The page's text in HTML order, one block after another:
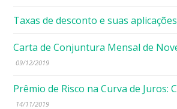
Taxas de desconto e suas aplicações
Carta de Conjuntura Mensal de
09/12/2019
Prêmio de Risco na Curva de Juros:
14/11/2019